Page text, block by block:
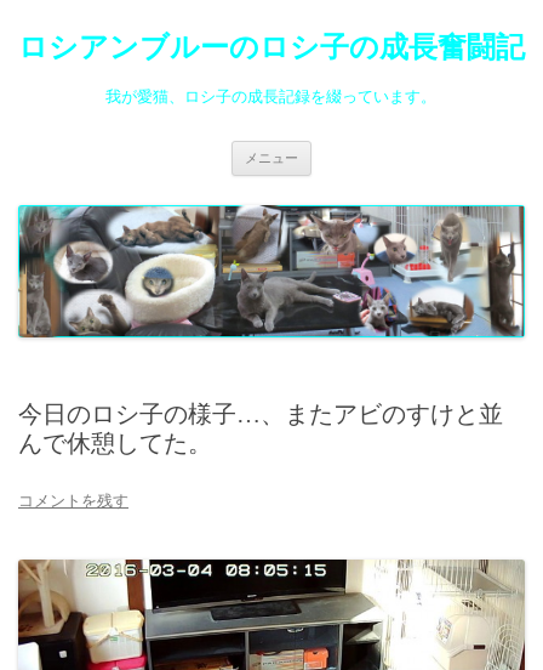
ロシアンブルーのロシ子の成長奮闘記
我が愛猫、ロシ子の成長記録を綴っています。
メニュー
ツ
へ
ス
キ
ッ
プ
今日のロシ子の様子…、またアビのすけと並
んで休憩してた。
コメントを残す